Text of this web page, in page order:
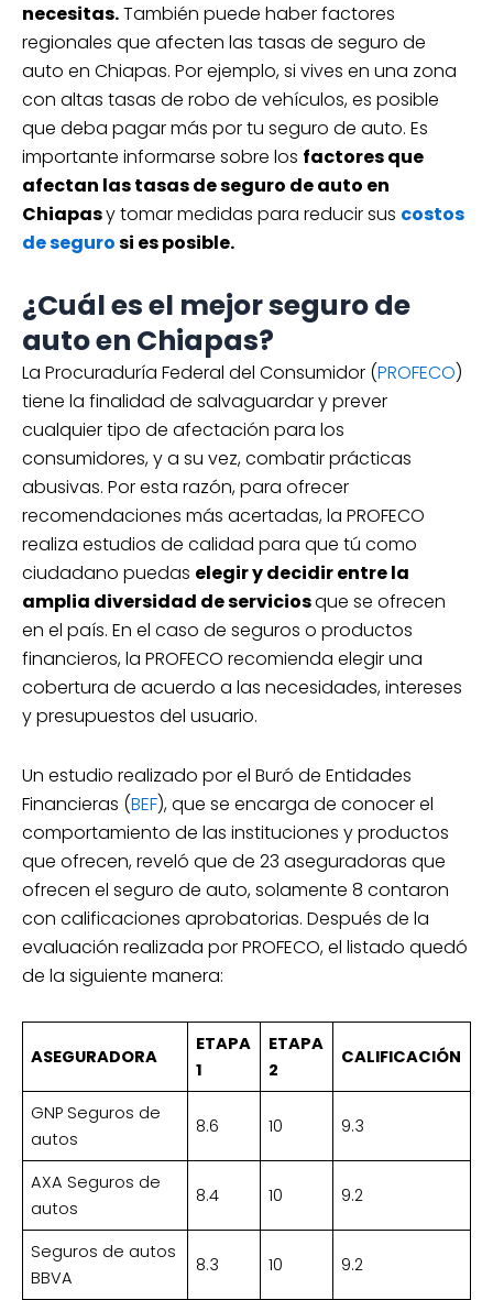
necesitas.También puede haber factores
regionales que afecten las tasas de seguro de
auto en Chiapas. Por ejemplo, si vives en una zona
con altas tasas de robo de vehículos, es posible
que deba pagar más por tu seguro de auto. Es
importante informarse sobre los factores que
afectan las tasas de seguro de auto en
Chiapasy tomar medidas para reducir sus costos
de segurosi es posible.
¿Cuál es el mejor seguro de
auto en Chiapas?
La Procuraduría Federal del Consumidor (PROFECO)
tiene la finalidad de salvaguardar y prever
cualquier tipo de afectación para los
consumidores, y a su vez, combatir prácticas
abusivas. Por esta razón, para ofrecer
recomendaciones más acertadas, la PROFECO
realiza estudios de calidad para que tú como
ciudadano puedas elegir y decidir entre la
amplia diversidad de serviciosque se ofrecen
en el país. En el caso de seguros o productos
financieros, la PROFECO recomienda elegir una
cobertura de acuerdo a las necesidades, intereses
y presupuestos del usuario.
Un estudio realizado por el Buró de Entidades
Financieras (BEF), que se encarga de conocer el
comportamiento de las instituciones y productos
que ofrecen, reveló que de 23 aseguradoras que
ofrecen el seguro de auto, solamente 8 contaron
con calificaciones aprobatorias. Después de la
evaluación realizada por PROFECO, el listado quedó
de la siguiente manera:
ASEGURADORA
ETAPA
1
ETAPA
2
CALIFICACIÓN
GNP Seguros de
autos
8.6 10 9.3
AXA Seguros de
autos
8.4 10 9.2
Seguros de autos
BBVA
8.3 10 9.2